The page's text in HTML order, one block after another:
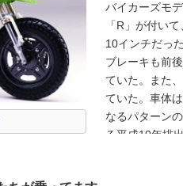
バイカーズモ
「R」が付い
10インチだっ
ブレーキも前
ていた。また
ていた。車体
なるパターン
る平成10年排